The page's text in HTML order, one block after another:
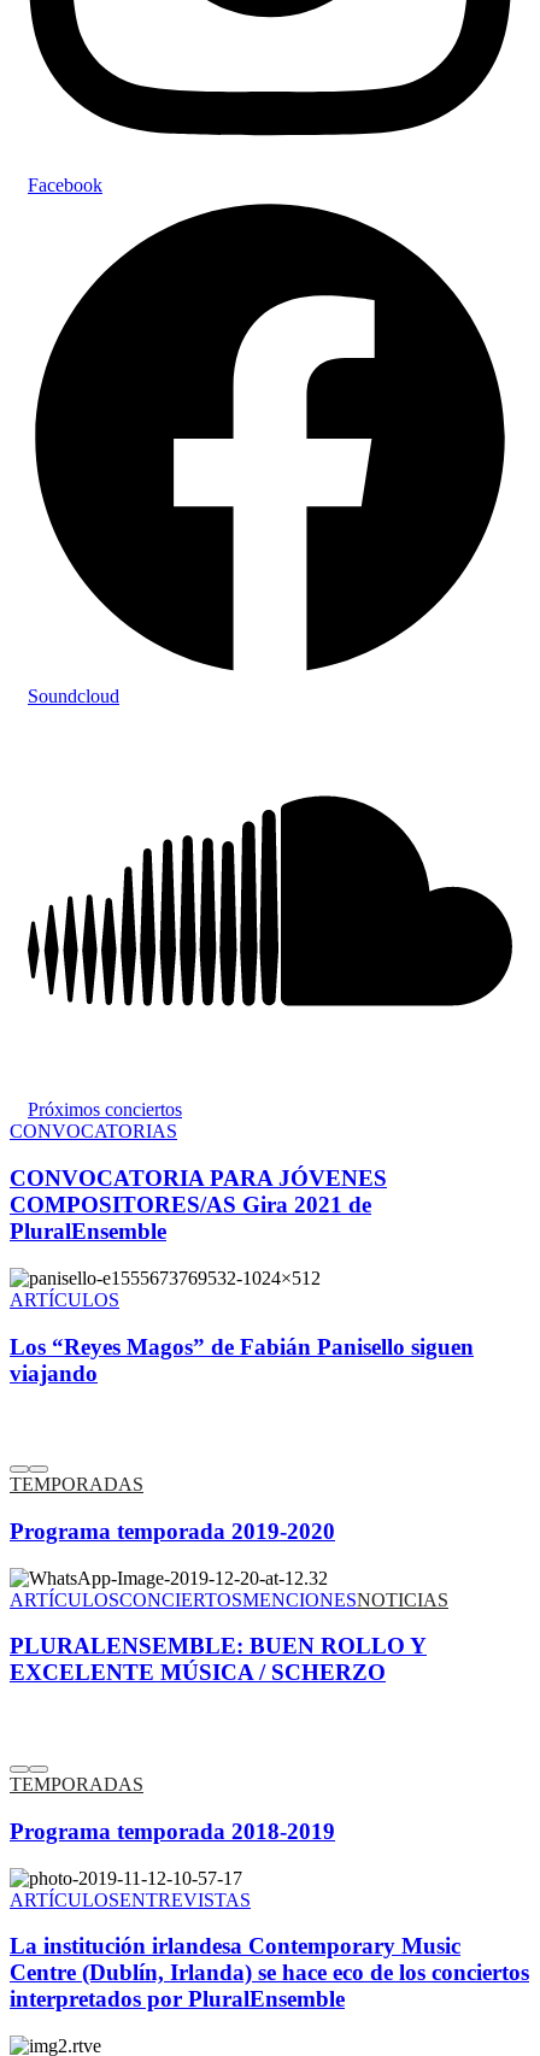
Facebook
Soundcloud
Próximos conciertos
CONVOCATORIAS
CONVOCATORIA PARA JÓVENES
COMPOSITORES/AS Gira 2021 de
PluralEnsemble
ARTÍCULOS
Los “Reyes Magos” de Fabián Panisello siguen
viajando
TEMPORADAS
Programa temporada 2019-2020
ARTÍCULOSCONCIERTOSMENCIONESNOTICIAS
PLURALENSEMBLE: BUEN ROLLO Y
EXCELENTE MÚSICA / SCHERZO
TEMPORADAS
Programa temporada 2018-2019
ARTÍCULOSENTREVISTAS
La institución irlandesa Contemporary Music
Centre (Dublín, Irlanda) se hace eco de los conciertos
interpretados por PluralEnsemble